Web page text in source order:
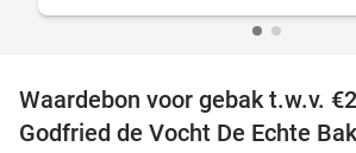
Waardebon voor gebak t.w.v.
Godfried de Vocht De Echte